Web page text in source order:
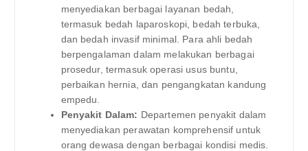
menyediakan berbagai layanan bedah,
termasuk bedah laparoskopi, bedah terbuka,
dan bedah invasif minimal. Para ahli bedah
berpengalaman dalam melakukan berbagai
prosedur, termasuk operasi usus buntu,
perbaikan hernia, dan pengangkatan kandung
empedu.
Penyakit Dalam: Departemen penyakit dalam
menyediakan perawatan komprehensif untuk
orang dewasa dengan berbagai kondisi medis.